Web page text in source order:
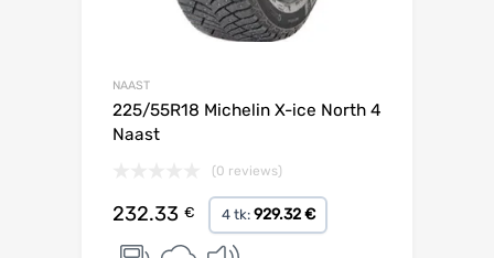
NAAST
225/55R18 Michelin X-ice North 4
Naast
(0 reviews)
232.33 € 4 tk: 929.32 €